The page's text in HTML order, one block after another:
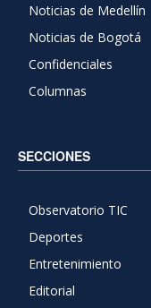
Noticias de Medellín
Noticias de Bogotá
Confidenciales
Columnas
SECCIONES
Observatorio TIC
Deportes
Entretenimiento
Editorial